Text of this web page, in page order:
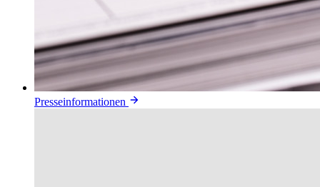
Presseinformationen